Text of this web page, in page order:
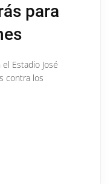
para
Estadio José
contra los